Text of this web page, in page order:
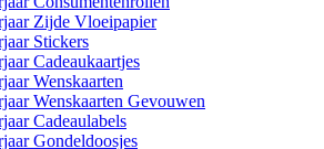
Zijde Vloeipapier
Stickers
Cadeaukaartjes
Wenskaarten
Wenskaarten Gevouwen
Cadeaulabels
Gondeldoosjes